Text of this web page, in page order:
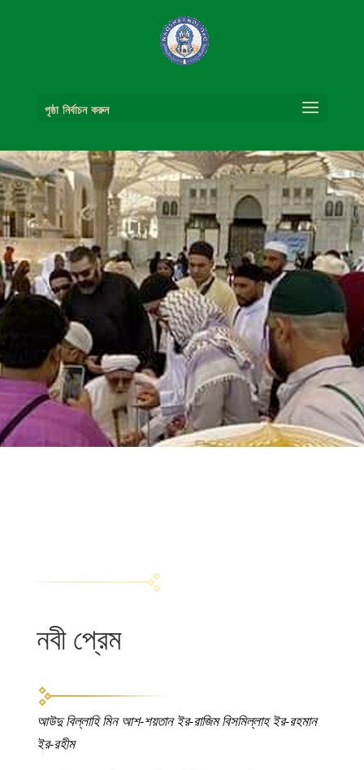
পৃষ্ঠা নির্বাচন করুন
নবী প্রেম
আউদু বিল্লাহি মিন আশ-শয়তান ইর-রাজিম বিসমিল্লাহ ইর-রহমান
ইর-রহীম